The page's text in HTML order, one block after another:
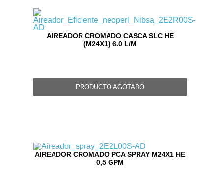
AIREADOR CROMADO CASCA SLC HE
(M24X1) 6.0 L/M
PRODUCTO AGOTADO
AIREADOR CROMADO PCA SPRAY M24X1 HE
0,5 GPM